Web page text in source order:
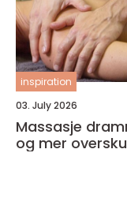
inspiration
03. July 2026
Massasje
og mer